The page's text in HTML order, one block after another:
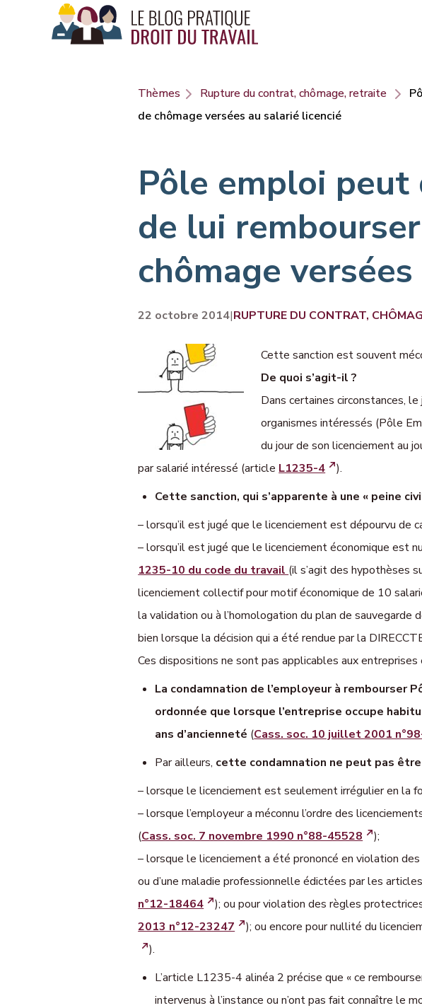
Panneau de gestion des cookies
Thèmes Rupture du contrat, chômage, retraite
de chômage versées au salarié licencié
Pôle emploi peut
de lui
chômage
22 octobre 2014|RUPTURE DU CONTRAT,
Cette sanction est souvent
De quoi s’agit-il ?
Dans certaines circonstances,
organismes intéressés (Pôle
du jour de son licenciement au
par salarié intéressé (article L1235-4
).
Cette sanction, qui s’apparente à une « peine
– lorsqu’il est jugé que le licenciement est dépourvu de
– lorsqu’il est jugé que le licenciement économique est
1235-10 du code du travail (il s’agit des hypothèses
licenciement collectif pour motif économique de 10
la validation ou à l’homologation du plan de sauvegarde
bien lorsque la décision qui a été rendue par la
Ces dispositions ne sont pas applicables aux
La condamnation de l’employeur à rembourser
ordonnée que lorsque l’entreprise occupe
ans d’ancienneté (Cass. soc. 10 juillet 2001
Par ailleurs, cette condamnation ne peut pas
– lorsque le licenciement est seulement irrégulier en la
– lorsque l’employeur a méconnu l’ordre des
(Cass. soc. 7 novembre 1990 n°88-45528
);
– lorsque le licenciement a été prononcé en violation
ou d’une maladie professionnelle édictées par les
n°12-18464
); ou pour violation des règles
2013 n°12-23247
); ou encore pour nullité du
).
L’article L1235-4 alinéa 2 précise que « ce
intervenus à l’instance ou n’ont pas fait connaître le